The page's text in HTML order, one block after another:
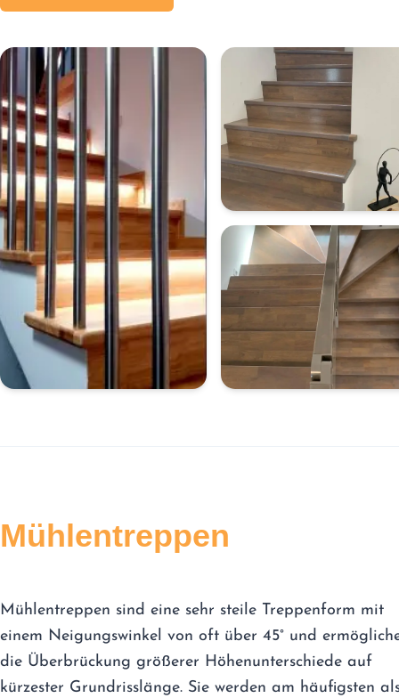
Mühlentreppen
Mühlentreppen sind eine sehr steile Treppenform mit
einem Neigungswinkel von oft über 45° und
die Überbrückung größerer Höhenunterschiede auf
kürzester Grundrisslänge. Sie werden am häufigsten